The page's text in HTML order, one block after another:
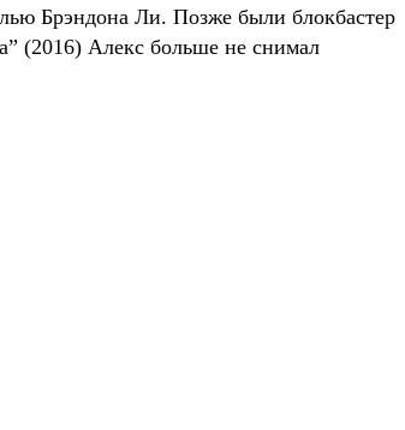
Брэндона Ли. Позже были блокбастер
(2016) Алекс больше не снимал